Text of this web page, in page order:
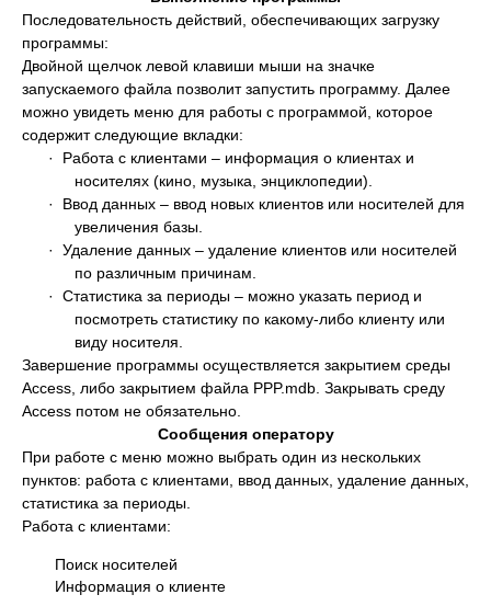
Последовательность действий, обеспечивающих загрузку
программы:
Двойной щелчок левой клавиши мыши на значке
запускаемого файла позволит запустить программу. Далее
можно увидеть меню для работы с программой, которое
содержит следующие вкладки:
· Работа с клиентами – информация о клиентах и
носителях (кино, музыка, энциклопедии).
· Ввод данных – ввод новых клиентов или носителей для
увеличения базы.
· Удаление данных – удаление клиентов или носителей
по различным причинам.
· Статистика за периоды – можно указать период и
посмотреть статистику по какому-либо клиенту или
виду носителя.
Завершение программы осуществляется закрытием среды
Access, либо закрытием файла PPP.mdb. Закрывать среду
Access потом не обязательно.
Сообщения оператору
При работе с меню можно выбрать один из нескольких
пунктов: работа с клиентами, ввод данных, удаление данных,
статистика за периоды.
Работа с клиентами:
Поиск носителей
Информация о клиенте